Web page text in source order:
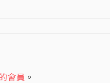
寫下第一個bar（段落）
還有k dot（饒舌歌手）
會員 。